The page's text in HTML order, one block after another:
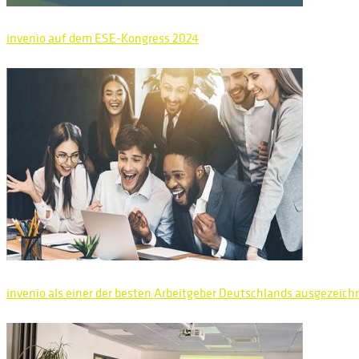
invenio auf dem ESE-Kongress 2024
invenio als einer der besten Arbeitgeber Deutschlands